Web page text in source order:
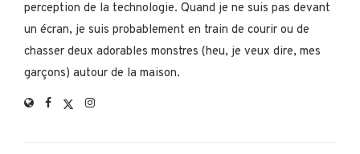
perception de la technologie. Quand je ne suis pas devant
un écran, je suis probablement en train de courir ou de
chasser deux adorables monstres (heu, je veux dire, mes
garçons) autour de la maison.